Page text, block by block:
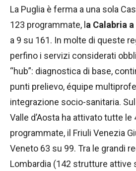
La Puglia è ferma a una sola
123 programmate, l a Calabria
a 9 su 161. In molte di queste
perfino i servizi considerati
“hub”: diagnostica di base,
punti prelievo, équipe
integrazione socio-sanitaria.
Valle d’Aosta ha attivato tutte le
programmate, il Friuli Venezia
Veneto 63 su 99. Tra le grandi
Lombardia (142 strutture attive